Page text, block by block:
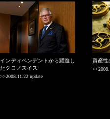
インディペンデントから躍進し
たクロノスイス
>>2008.11.22 update
資産性